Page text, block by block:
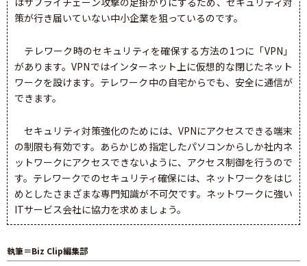
策が行き届いていない中小企業を狙っているのです。
テレワーク時のセキュリティを確保する方法の1つに「VPN」
があります。VPNではインターネット上に仮想的な閉じたネット
ワークを設けます。テレワーク中の自宅からでも、安全に通信が
できます。
セキュリティ対策強化のためには、VPNにアクセスできる端末
の制限も有効です。あらかじめ指定したパソコンからしか社内ネ
ットワークにアクセスできないように、アクセス制御を行うので
す。テレワークでのセキュリティ確保には、ネットワークをはじ
めとしたさまざまな専門知識が不可欠です。ネットワークに強い
ITサービス会社に協力を求めましょう。
執筆＝Biz Clip編集部